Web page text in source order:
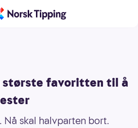
største favoritten til å
Nå skal halvparten bort.